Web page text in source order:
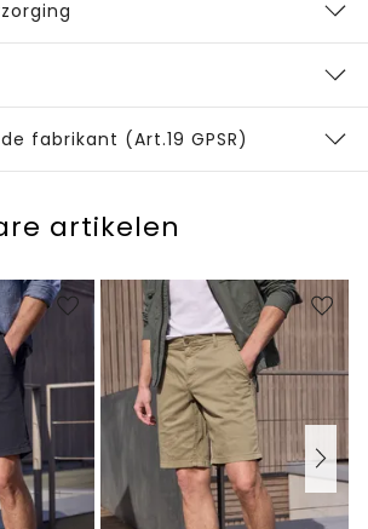
fabrikant (Art.19 GPSR)
artikelen